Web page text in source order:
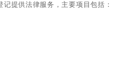
提供法律服务，主要项目包括：